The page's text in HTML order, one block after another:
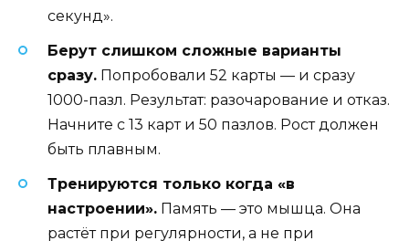
секунд».
Берут слишком сложные варианты
сразу. Попробовали 52 карты — и сразу
1000-пазл. Результат: разочарование и отказ.
Начните с 13 карт и 50 пазлов. Рост должен
быть плавным.
Тренируются только когда «в
настроении». Память — это мышца. Она
растёт при регулярности, а не при